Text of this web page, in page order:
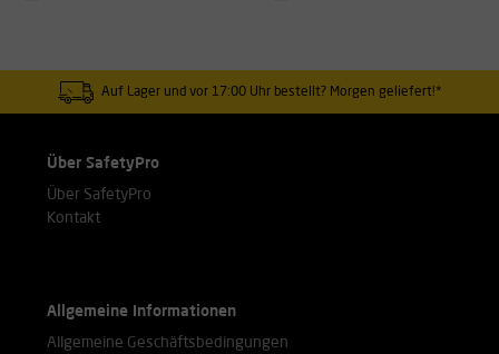
Auf Lager und vor 17:00 Uhr bestellt? Morgen geliefert!*
Über SafetyPro
Über SafetyPro
Kontakt
Allgemeine Informationen
Allgemeine Geschäftsbedingungen